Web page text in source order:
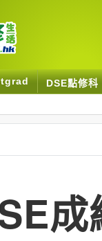
DSE點修科